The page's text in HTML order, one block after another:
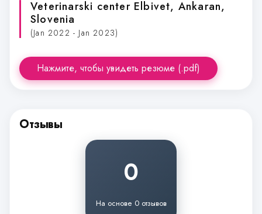
Veterinarski center Elbivet, Ankaran,
Slovenia
(Jan 2022 - Jan 2023)
Нажмите, чтобы увидеть резюме (.pdf)
Отзывы
0
На основе 0 отзывов